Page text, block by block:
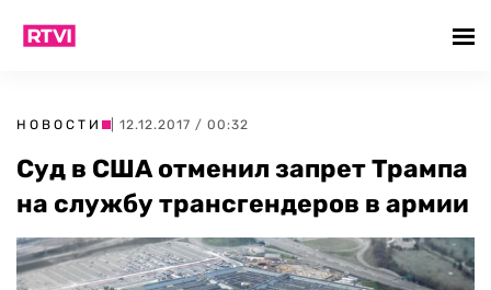
НОВОСТИ | 12.12.2017 / 00:32
Суд в США отменил запрет Трампа
на службу трансгендеров в армии